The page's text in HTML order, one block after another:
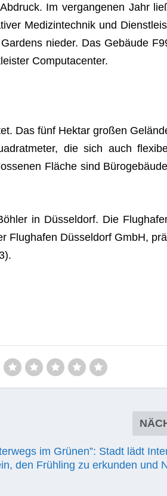
Im ver­gan­ge­nen Jahr
Medi­zin­tech­nik und
nie­der. Das Gebäude
Computacenter.
Das fünf Hektar gro­ßen
die sich auch
Flä­che sind
in Düs­sel­dorf. Die
Flug­ha­fen Düs­sel­dorf GmbH,
im Grünen”: Stadt lädt
den Frühling zu erkunden und